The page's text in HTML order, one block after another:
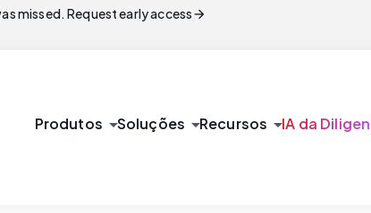
missed. Request early accessarrow_forward
Produtos arrow_drop_downSoluções arrow_drop_downRecursos arrow_drop_downIA da